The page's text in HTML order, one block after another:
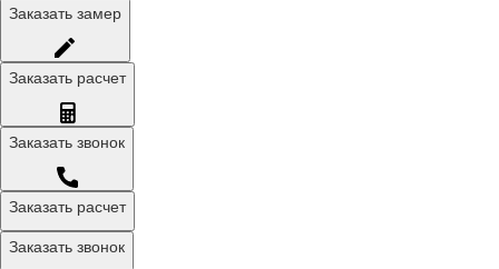
Заказать замер
Заказать расчет
Заказать звонок
Заказать расчет
Заказать звонок